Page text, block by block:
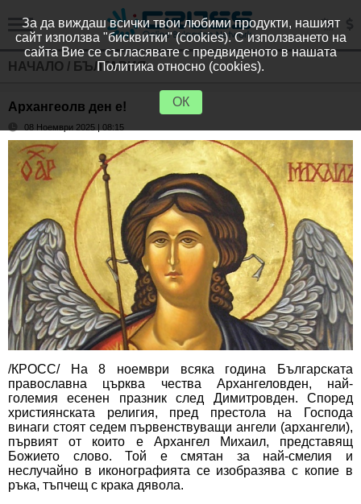
НАЧАЛО / БЪЛГАРИЯ
Архангеолв ден е!
08 Ноември 2025 | 08:15
/КРОСС/ На 8 ноември всяка година Българската
православна църква чества Архангеловден, най-
големия есенен празник след Димитровден. Според
християнската религия, пред престола на Господа
винаги стоят седем първенствуващи ангели (архангели),
първият от които е Архангел Михаил, представящ
Божието слово. Той е смятан за най-смелия и
неслучайно в иконографията се изобразява с копие в
ръка, тъпчещ с крака дявола.
За да виждаш всички твои любими продукти, нашият
сайт използва "бисквитки" (cookies). С използването на
сайта Вие се съгласявате с предвиденото в нашата
Политика относно (cookies).
ОК